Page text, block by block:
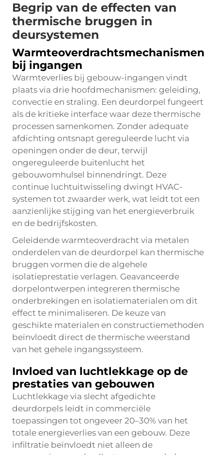
Begrip van de effecten van
thermische bruggen in
deursystemen
Warmteoverdrachtsmechanismen
bij ingangen
Warmteverlies bij gebouw-ingangen vindt
plaats via drie hoofdmechanismen: geleiding,
convectie en straling. Een deurdorpel fungeert
als de kritieke interface waar deze thermische
processen samenkomen. Zonder adequate
afdichting ontsnapt gereguleerde lucht via
openingen onder de deur, terwijl
ongereguleerde buitenlucht het
gebouwomhulsel binnendringt. Deze
continue luchtuitwisseling dwingt HVAC-
systemen tot zwaarder werk, wat leidt tot een
aanzienlijke stijging van het energieverbruik
en de bedrijfskosten.
Geleidende warmteoverdracht via metalen
onderdelen van de deurdorpel kan thermische
bruggen vormen die de algehele
isolatieprestatie verlagen. Geavanceerde
dorpelontwerpen integreren thermische
onderbrekingen en isolatiematerialen om dit
effect te minimaliseren. De keuze van
geschikte materialen en constructiemethoden
beïnvloedt direct de thermische weerstand
van het gehele ingangssysteem.
Invloed van luchtlekkage op de
prestaties van gebouwen
Luchtlekkage via slecht afgedichte
deurdorpels leidt in commerciële
toepassingen tot ongeveer 20–30% van het
totale energieverlies van een gebouw. Deze
infiltratie beïnvloedt niet alleen de